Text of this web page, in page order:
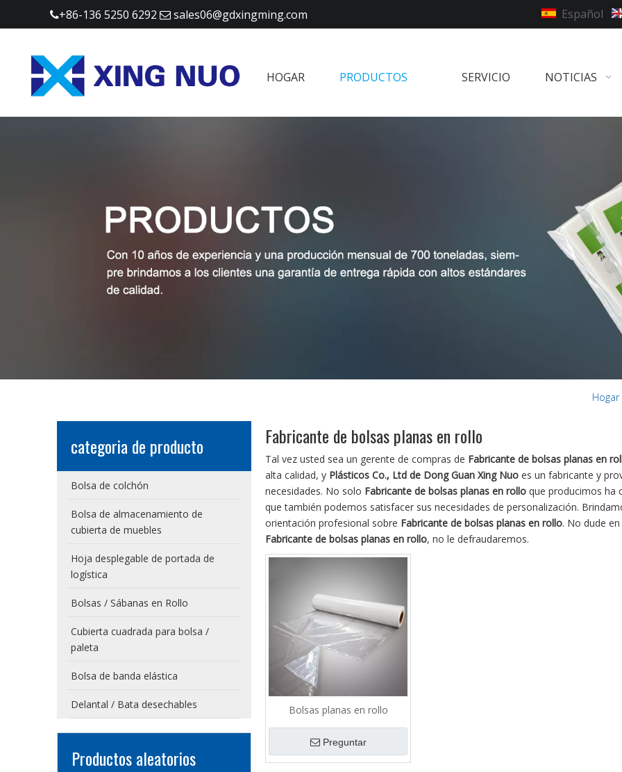
+86-136 5250 6292  sales06@gdxingming.com Español
HOGAR PRODUCTOS SERVICIO NOTICIAS
Hogar
categoria de producto
Bolsa de colchón
Bolsa de almacenamiento de
cubierta de muebles
Hoja desplegable de portada de
logística
Bolsas / Sábanas en Rollo
Cubierta cuadrada para bolsa /
paleta
Bolsa de banda elástica
Delantal / Bata desechables
Productos aleatorios
Fabricante de bolsas planas en rollo
Tal vez usted sea un gerente de compras de Fabricante de bolsas planas en
alta calidad, y Plásticos Co., Ltd de Dong Guan Xing Nuo es un fabricante y
necesidades. No solo Fabricante de bolsas planas en rollo que producimos ha
que también podemos satisfacer sus necesidades de personalización.
orientación profesional sobre Fabricante de bolsas planas en rollo. No dude
Fabricante de bolsas planas en rollo, no le defraudaremos.
Bolsas planas en rollo
Preguntar